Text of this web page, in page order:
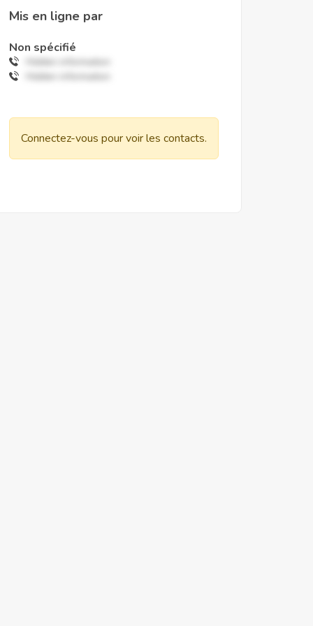
Mis en ligne par
Non spécifié
Hidden information
Hidden information
Connectez-vous pour voir les contacts.